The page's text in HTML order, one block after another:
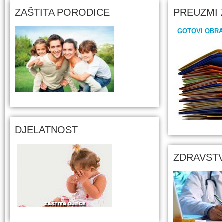
ZAŠTITA PORODICE
DJELATNOST
PREUZMI
GOTOVI